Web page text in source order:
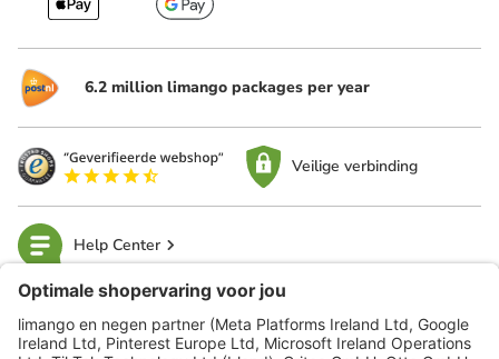
6.2 million limango packages per year
Veilige verbinding
Help Center
limango